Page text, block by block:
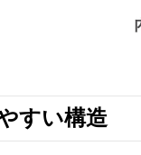
すい構造